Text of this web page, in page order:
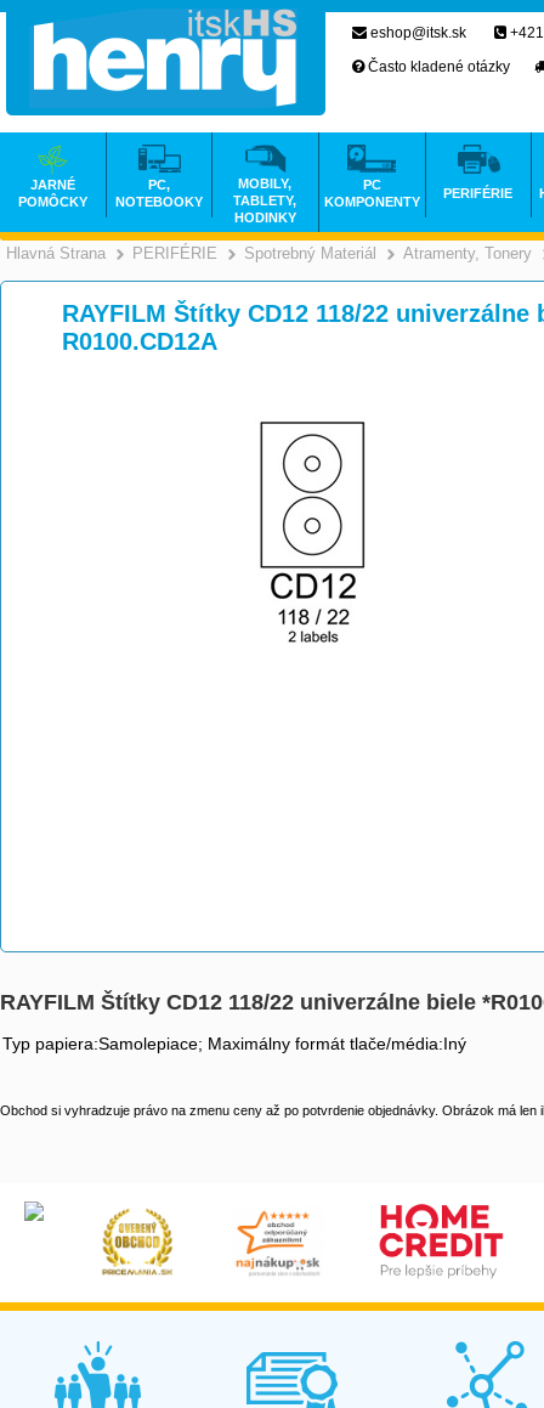
Hlavná Strana >
PERIFÉRIE >
Spotrebný Materiál >
Atramenty, Tonery
RAYFILM Štítky CD12 118/22 univerzálne
R0100.CD12A
RAYFILM Štítky CD12 118/22 univerzálne biele
Typ papiera:Samolepiace; Maximálny formát tlače/média:Iný
Obchod si vyhradzuje právo na zmenu ceny až po potvrdenie objednávky. Obrázok má len
eshop@itsk.sk
Často kladené otázky
JARNÉ
POMÔCKY
PC,
NOTEBOOKY
MOBILY,
TABLETY,
HODINKY
PC
KOMPONENTY
PERIFÉRIE